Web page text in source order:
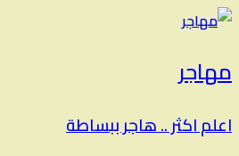
مهاجر
اعلم اكثر .. هاجر ببساطة